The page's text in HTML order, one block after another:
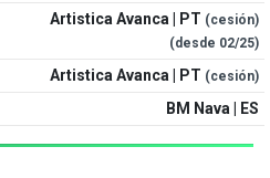
Artistica Avanca | PT (cesión)
(desde 02/25)
Artistica Avanca | PT (cesión)
BM Nava | ES